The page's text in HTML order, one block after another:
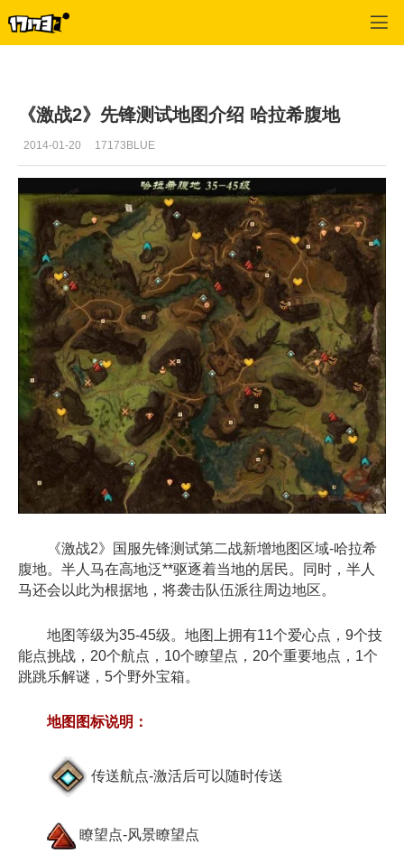
《激战2》先锋测试地图介绍 哈拉希腹地
2014-01-20 17173BLUE
《激战2》国服先锋测试第二战新增地图区域-哈拉希
腹地。半人马在高地泛**驱逐着当地的居民。同时，半人
马还会以此为根据地，将袭击队伍派往周边地区。
地图等级为35-45级。地图上拥有11个爱心点，9个技
能点挑战，20个航点，10个瞭望点，20个重要地点，1个
跳跳乐解谜，5个野外宝箱。
地图图标说明：
传送航点-激活后可以随时传送
瞭望点-风景瞭望点